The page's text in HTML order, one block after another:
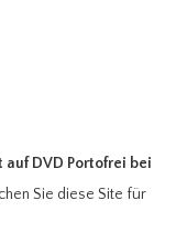
auf DVD Portofrei bei
Sie diese Site für